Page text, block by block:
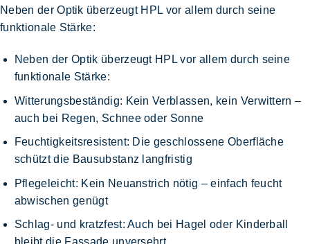
Neben der Optik überzeugt HPL vor allem durch seine
funktionale Stärke:
Neben der Optik überzeugt HPL vor allem durch seine
funktionale Stärke:
Witterungsbeständig: Kein Verblassen, kein Verwittern –
auch bei Regen, Schnee oder Sonne
Feuchtigkeitsresistent: Die geschlossene Oberfläche
schützt die Bausubstanz langfristig
Pflegeleicht: Kein Neuanstrich nötig – einfach feucht
abwischen genügt
Schlag- und kratzfest: Auch bei Hagel oder Kinderball